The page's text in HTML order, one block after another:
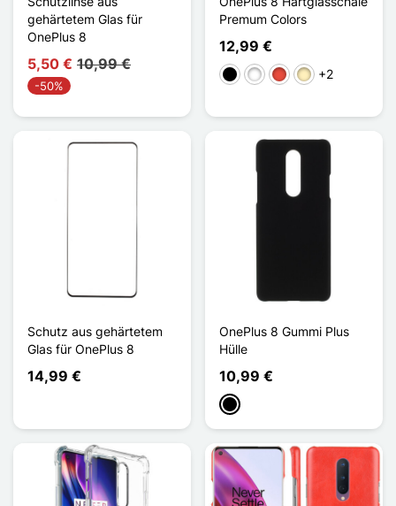
gehärtetem Glas für
OnePlus 8
5,50 € 10,99 €
-50%
Premum Colors
12,99 €
Schwarz
WeißRot Golden
+2
Schutz aus gehärtetem
Glas für OnePlus 8
14,99 €
OnePlus 8 Gummi Plus
Hülle
10,99 €
Schwarz